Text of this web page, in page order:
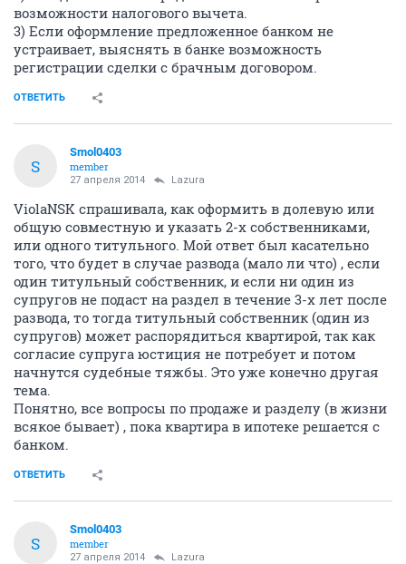
возможности налогового вычета.
3) Если оформление предложенное банком не
устраивает, выяснять в банке возможность
регистрации сделки с брачным договором.
ОТВЕТИТЬ
S
Smol0403
member
27 апреля 2014 Lazura
ViolaNSK спрашивала, как оформить в долевую или
общую совместную и указать 2-х собственниками,
или одного титульного. Мой ответ был касательно
того, что будет в случае развода (мало ли что) , если
один титульный собственник, и если ни один из
супругов не подаст на раздел в течение 3-х лет после
развода, то тогда титульный собственник (один из
супругов) может распорядиться квартирой, так как
согласие супруга юстиция не потребует и потом
начнутся судебные тяжбы. Это уже конечно другая
тема.
Понятно, все вопросы по продаже и разделу (в жизни
всякое бывает) , пока квартира в ипотеке решается с
банком.
ОТВЕТИТЬ
S
Smol0403
member
27 апреля 2014 Lazura